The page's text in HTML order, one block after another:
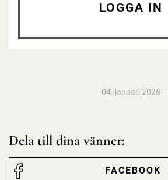
LOGGA IN
04. januari 2026
Dela till dina vänner:
FACEBOOK